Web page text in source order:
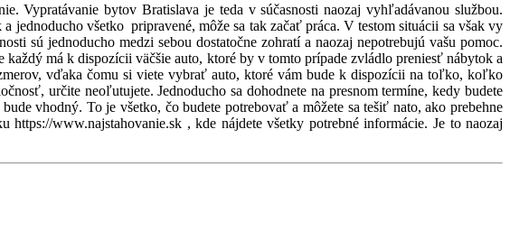
Vypratávanie bytov Bratislava je teda v súčasnosti naozaj vyhľadávanou službou.
všetko pripravené, môže sa tak začať práca. V testom situácii sa však vy
sú jednoducho medzi sebou dostatočne zohratí a naozaj nepotrebujú vašu pomoc.
má k dispozícii väčšie auto, ktoré by v tomto prípade zvládlo preniesť nábytok a
vďaka čomu si viete vybrať auto, ktoré vám bude k dispozícii na toľko, koľko
určite neoľutujete. Jednoducho sa dohodnete na presnom termíne, kedy budete
vhodný. To je všetko, čo budete potrebovať a môžete sa tešiť nato, ako prebehne
https://www.najstahovanie.sk , kde nájdete všetky potrebné informácie. Je to naozaj